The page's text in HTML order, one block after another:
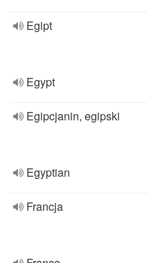
Egipt
Egypt
Egipcjanin, egipski
Egyptian
Francja